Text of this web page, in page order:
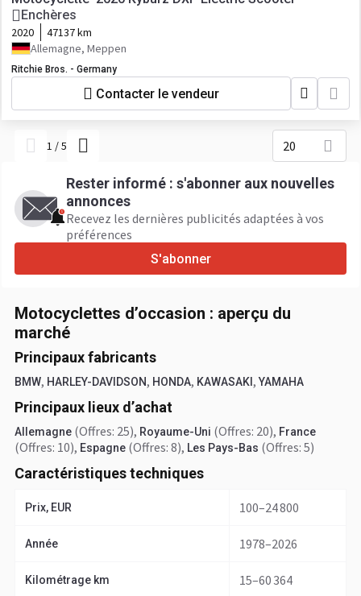
Enchères
2020
47137 km
Allemagne, Meppen
Ritchie Bros. - Germany
Contacter le vendeur
1 /5 20
Rester informé : s'abonner aux nouvelles
annonces
Recevez les dernières publicités adaptées à vos
préférences
S'abonner
Motocyclettes d’occasion : aperçu du
marché
Principaux fabricants
BMW, HARLEY-DAVIDSON, HONDA, KAWASAKI ,YAMAHA
Principaux lieux d’achat
Allemagne (Offres: 25), Royaume-Uni (Offres: 20), France
(Offres: 10), Espagne (Offres: 8), Les Pays-Bas (Offres: 5)
Caractéristiques techniques
Prix, EUR 100–24 800
Année 1978–2026
Kilométrage km 15–60 364